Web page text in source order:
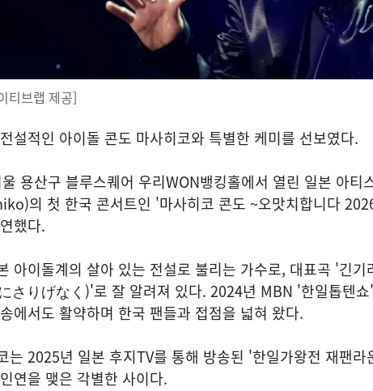
티브랩 제공]
설적인 아이돌 콘도 마사히코와 특별한 케미를 선보였다.
용산구 블루스퀘어 우리WON뱅킹홀에서 열린 일본 아티
의 첫 한국 콘서트인 '마사히코 콘도 ~오맛치합니다
했다.
아이돌계의 살아 있는 전설로 불리는 가수로, 대표곡 '긴기
さりげなく)'로 잘 알려져 있다. 2024년 MBN '한일톱텐
에서도 활약하며 한국 팬들과 접점을 넓혀 왔다.
는 2025년 일본 후지TV를 통해 방송된 '한일가왕전 재팬라
연을 맺은 각별한 사이다.